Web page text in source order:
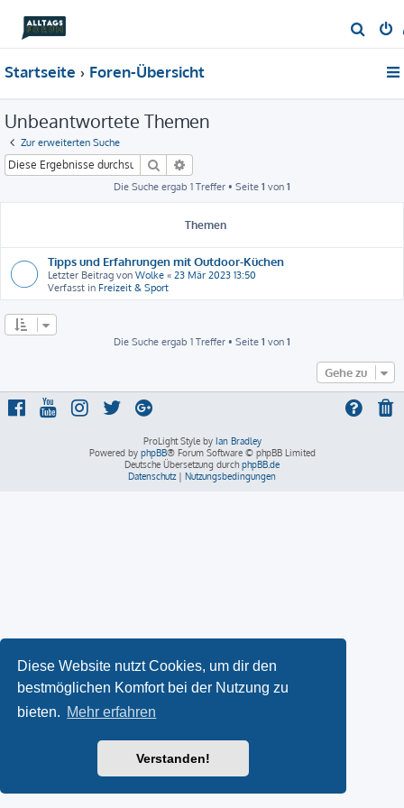
Diese Website nutzt Cookies, um dir den
bestmöglichen Komfort bei der Nutzung zu
bieten. Mehr erfahren
Verstanden!
u
Startseite Foren-Übersicht
Unbeantwortete Themen
Zur erweiterten Suche
Suche
Die Suche ergab 1 Treffer • Seite 1 von 1
Themen
Tipps und Erfahrungen mit Outdoor-Küchen
Letzter Beitrag von Wolke « 23 Mär 2023 13:50
Verfasst in Freizeit & Sport
Die Suche ergab 1 Treffer • Seite 1 von 1
Gehe zu
ProLight Style by Ian Bradley
Powered by phpBB® Forum Software © phpBB Limited
Deutsche Übersetzung durch phpBB.de
Datenschutz | Nutzungsbedingungen